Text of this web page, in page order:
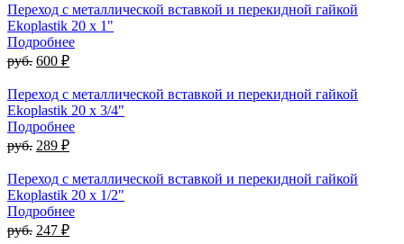
Переход с металлической вставкой и перекидной гайкой
Ekoplastik 20 x 1"
Подробнее
руб. 600 ₽
Переход с металлической вставкой и перекидной гайкой
Ekoplastik 20 x 3/4"
Подробнее
руб. 289 ₽
Переход с металлической вставкой и перекидной гайкой
Ekoplastik 20 x 1/2"
Подробнее
руб. 247 ₽